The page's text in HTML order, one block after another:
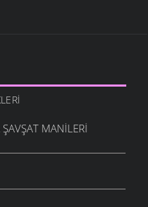
MANILERI